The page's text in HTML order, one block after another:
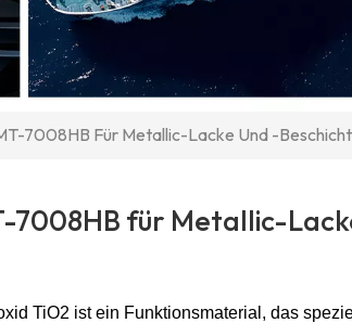
7008HB Für Metallic-Lacke Und -
7008HB für Metallic-
TiO2 ist ein Funktionsmaterial, das